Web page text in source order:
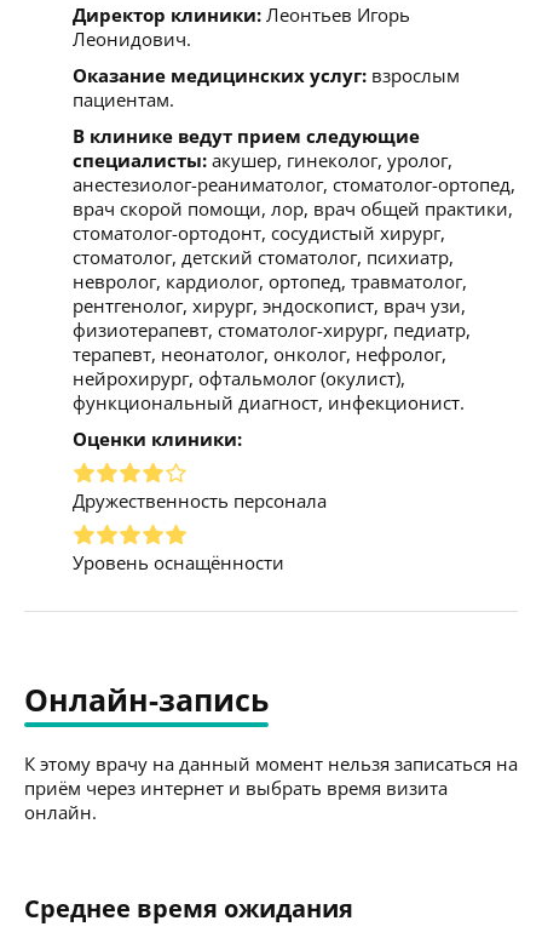
Директор клиники: Леонтьев Игорь
Леонидович.
Оказание медицинских услуг: взрослым
пациентам.
В клинике ведут прием следующие
специалисты: акушер, гинеколог, уролог,
анестезиолог-реаниматолог, стоматолог-ортопед,
врач скорой помощи, лор, врач общей практики,
стоматолог-ортодонт, сосудистый хирург,
стоматолог, детский стоматолог, психиатр,
невролог, кардиолог, ортопед, травматолог,
рентгенолог, хирург, эндоскопист, врач узи,
физиотерапевт, стоматолог-хирург, педиатр,
терапевт, неонатолог, онколог, нефролог,
нейрохирург, офтальмолог (окулист),
функциональный диагност, инфекционист.
Оценки клиники:
Дружественность персонала
Уровень оснащённости
Онлайн-запись
К этому врачу на данный момент нельзя записаться на
приём через интернет и выбрать время визита
онлайн.
Среднее время ожидания